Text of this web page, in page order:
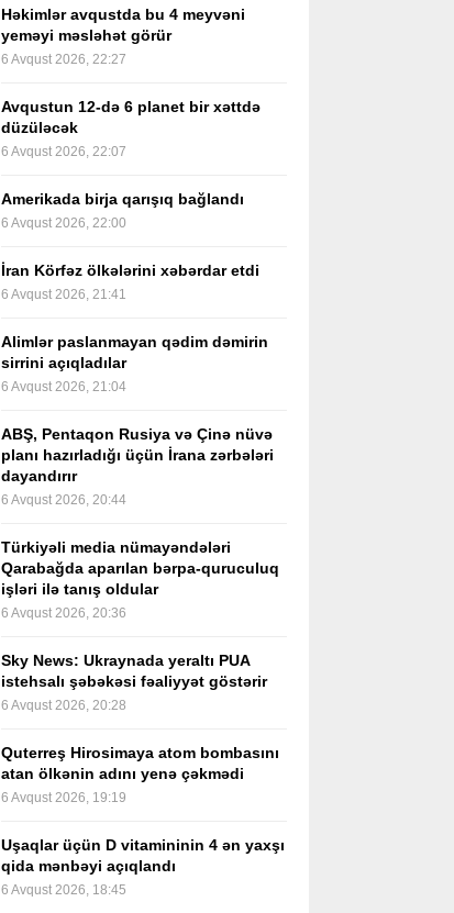
Həkimlər avqustda bu 4 meyvəni
yeməyi məsləhət görür
6 Avqust 2026, 22:27
Avqustun 12-də 6 planet bir xəttdə
düzüləcək
6 Avqust 2026, 22:07
Amerikada birja qarışıq bağlandı
6 Avqust 2026, 22:00
İran Körfəz ölkələrini xəbərdar etdi
6 Avqust 2026, 21:41
Alimlər paslanmayan qədim dəmirin
sirrini açıqladılar
6 Avqust 2026, 21:04
ABŞ, Pentaqon Rusiya və Çinə nüvə
planı hazırladığı üçün İrana zərbələri
dayandırır
6 Avqust 2026, 20:44
Türkiyəli media nümayəndələri
Qarabağda aparılan bərpa-quruculuq
işləri ilə tanış oldular
6 Avqust 2026, 20:36
Sky News: Ukraynada yeraltı PUA
istehsalı şəbəkəsi fəaliyyət göstərir
6 Avqust 2026, 20:28
Quterreş Hirosimaya atom bombasını
atan ölkənin adını yenə çəkmədi
6 Avqust 2026, 19:19
Uşaqlar üçün D vitamininin 4 ən yaxşı
qida mənbəyi açıqlandı
6 Avqust 2026, 18:45